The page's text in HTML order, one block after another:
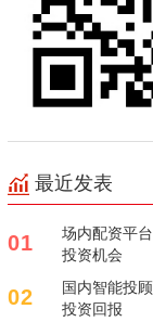
最近发表
01
场内配资平
投资机会
02
国内智能投
投资回报